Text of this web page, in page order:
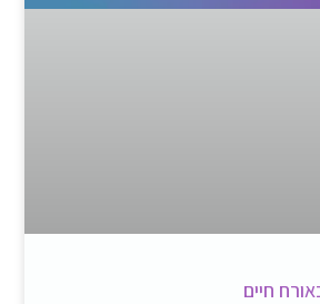
חיים